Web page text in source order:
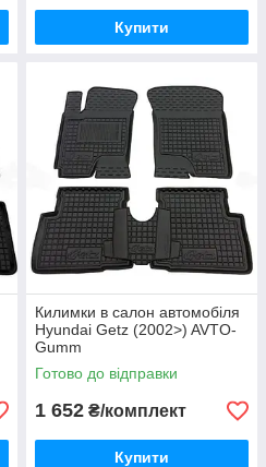
Купити
Килимки в салон автомобіля
Hyundai Getz (2002>) AVTO-
Gumm
Готово до відправки
1 652 ₴/комплект
Купити